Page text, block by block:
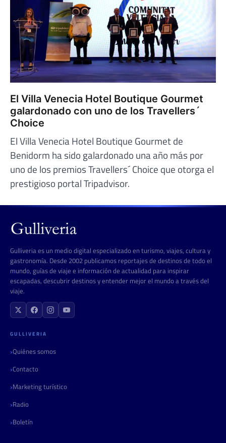
El Villa Venecia Hotel Boutique Gourmet
galardonado con uno de los Travellers´
Choice
El Villa Venecia Hotel Boutique Gourmet de
Benidorm ha sido galardonado una año más por
uno de los premios Travellers´ Choice que otorga el
prestigioso portal Tripadvisor.
Gulliveria es un medio digital especializado en turismo, viajes, cultura y
gastronomía. Desde 2002 publicamos reportajes de destinos de todo el
mundo, guías de viaje e información de actualidad para inspirar
escapadas, descubrir destinos y entender mejor el mundo a través del
viaje.
GULLIVERIA
Quiénes somos
Contacto
Marketing turístico
Radio
Boletín